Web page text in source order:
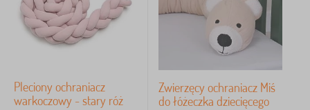
Typ oferty
Bohater
Pleciony ochraniacz
warkoczowy - stary róż
Zwierzęcy ochraniacz Miś
do łóżeczka dziecięcego